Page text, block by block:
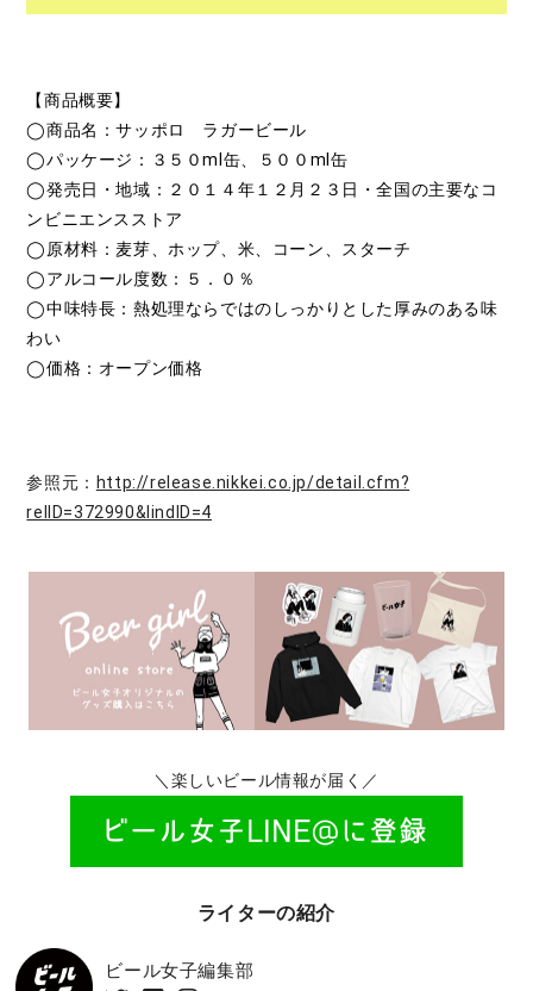
【商品概要】
◯商品名：サッポロ ラガービール
◯パッケージ：３５０ml缶、５００ml缶
◯発売日・地域：２０１４年１２月２３日・全国の主要なコ
ンビニエンスストア
◯原材料：麦芽、ホップ、米、コーン、スターチ
◯アルコール度数：５．０％
◯中味特長：熱処理ならではのしっかりとした厚みのある味
わい
◯価格：オープン価格
参照元： http://release.nikkei.co.jp/detail.cfm?
relID=372990&lindID=4
＼楽しいビール情報が届く／
ライターの紹介
ビール女子編集部